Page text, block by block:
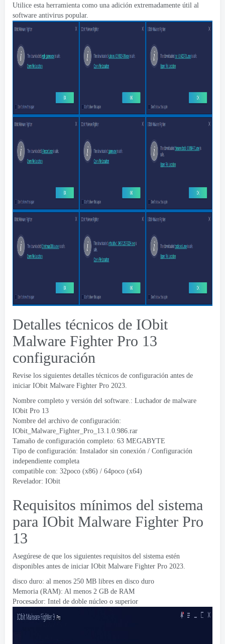
Utilice esta herramienta como una adición extremadamente útil al
software antivirus popular.
Detalles técnicos de IObit
Malware Fighter Pro 13
configuración
Revise los siguientes detalles técnicos de configuración antes de
iniciar IObit Malware Fighter Pro 2023.
Nombre completo y versión del software.: Luchador de malware
IObit Pro 13
Nombre del archivo de configuración:
IObit_Malware_Fighter_Pro_13.1.0.986.rar
Tamaño de configuración completo: 63 MEGABYTE
Tipo de configuración: Instalador sin conexión / Configuración
independiente completa
compatible con: 32poco (x86) / 64poco (x64)
Revelador: IObit
Requisitos mínimos del sistema
para IObit Malware Fighter Pro
13
Asegúrese de que los siguientes requisitos del sistema estén
disponibles antes de iniciar IObit Malware Fighter Pro 2023.
disco duro: al menos 250 MB libres en disco duro
Memoria (RAM): Al menos 2 GB de RAM
Procesador: Intel de doble núcleo o superior